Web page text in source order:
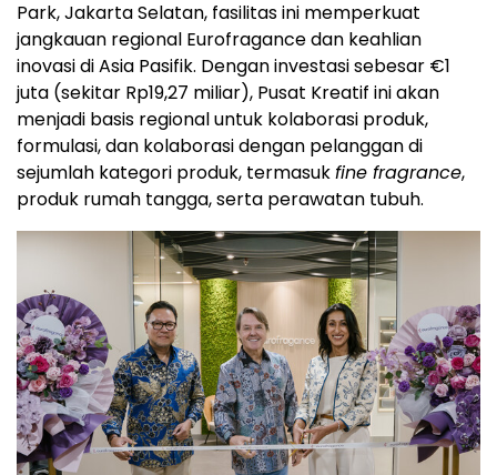
Park, Jakarta Selatan, fasilitas ini memperkuat
jangkauan regional Eurofragance dan keahlian
inovasi di Asia Pasifik. Dengan investasi sebesar €1
juta (sekitar Rp19,27 miliar), Pusat Kreatif ini akan
menjadi basis regional untuk kolaborasi produk,
formulasi, dan kolaborasi dengan pelanggan di
sejumlah kategori produk, termasukfine fragrance,
produk rumah tangga, serta perawatan tubuh.